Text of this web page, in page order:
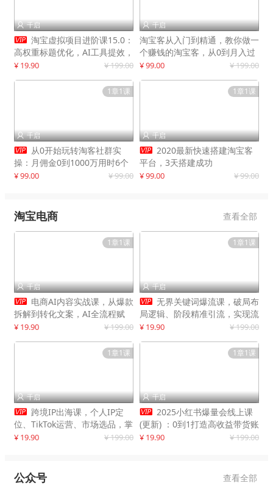
 千启
 淘宝虚拟项目进阶课15.0：
高权重标题优化，AI工具提效，
自动盈利模式搭建
¥ 19.90 ¥ 199.00
 千启
淘宝客从入门到精通，教你做一
个赚钱的淘宝客，从0到月入过
万
¥ 99.00 ¥ 199.00
1章1课
 千启
 从0开始玩转淘客社群实
操：月佣金0到1000万用时6个
月
¥ 99.00 ¥ 99.00
1章1课
 千启
 2020最新快速搭建淘宝客
平台，3天搭建成功
¥ 99.00 ¥ 99.00
淘宝电商 查看全部
1章1课
 千启
 电商AI内容实战课，从爆款
拆解到转化文案，AI全流程赋
能，解放人力，单月节省内容成
¥ 19.90 ¥ 199.00
1章1课
 千启
 无界关键词爆流课，破局布
局逻辑、阶段精准引流，实现流
量翻倍，店铺业绩增长50%+
¥ 19.90 ¥ 199.00
1章1课
 千启
 跨境IP出海课，个人IP定
位、TikTok运营、市场选品，掌
握核心闭环，实现月入1万美金
¥ 19.90 ¥ 199.00
1章1课
 千启
 2025小红书爆量会线上课
(更新) ：0到1打造高收益带货账
号，靠小红书带货年入100w？
¥ 19.90 ¥ 199.00
公众号 查看全部